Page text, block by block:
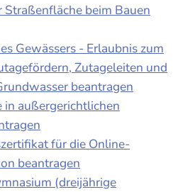
Straßenfläche beim Bauen
Gewässers - Erlaubnis zum
Zutageleiten und
beantragen
außergerichtlichen
für die Online-
beantragen
(dreijährige